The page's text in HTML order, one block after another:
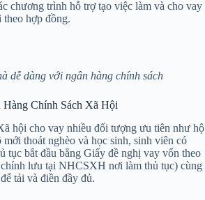
chương trình hỗ trợ tạo việc làm và cho vay
hợp đồng.
dễ dàng với ngân hàng chính sách
Chính Sách Xã Hội
hội cho vay nhiều đối tượng ưu tiên như hộ
mới thoát nghèo và học sinh, sinh viên có
tục bắt đầu bằng Giấy đề nghị vay vốn theo
lưu tại NHCSXH nơi làm thủ tục) cùng
tải và điền đầy đủ.